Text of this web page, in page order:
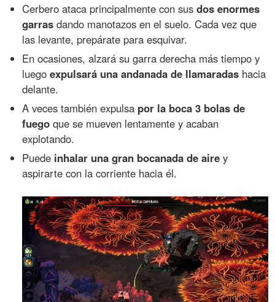
Cerbero ataca principalmente con susdos enormes
garras dando manotazos en el suelo. Cada vez que
las levante, prepárate para esquivar.
En ocasiones, alzará su garra derecha más tiempo y
luegoexpulsará una andanada de llamaradas hacia
delante.
A veces también expulsa por la boca 3 bolas de
fuego que se mueven lentamente y acaban
explotando.
Puede inhalar una gran bocanada de aire y
aspirarte con la corriente hacia él.